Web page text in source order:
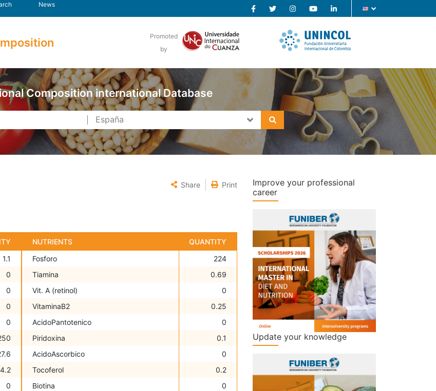
News
Promoted
by
Composition international Database
Share Print
1.1
0
0
0
0
0
NUTRIENTS
QUANTITY
Fosforo
224
Tiamina
0.69
Vit. A (retinol)
0
VitaminaB2
0.25
AcidoPantotenico
0
Piridoxina
0.1
AcidoAscorbico
0
Tocoferol
0.2
Biotina
0
Improve your professional
career
Update your knowledge